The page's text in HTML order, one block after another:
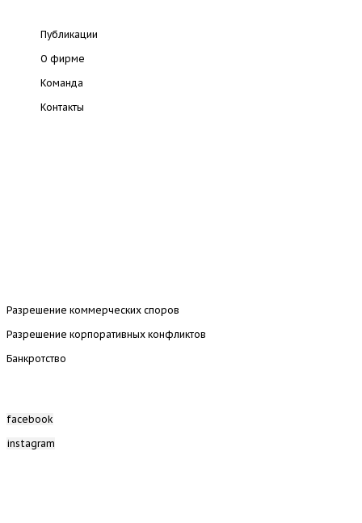
Разрешение коммерческих споров
Разрешение корпоративных конфликтов
Банкротство
facebook
instagram
Публикации
О фирме
Команда
Контакты